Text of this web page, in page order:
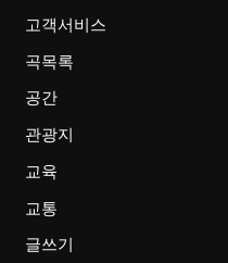
고객서비스
곡목록
공간
관광지
교육
교통
글쓰기